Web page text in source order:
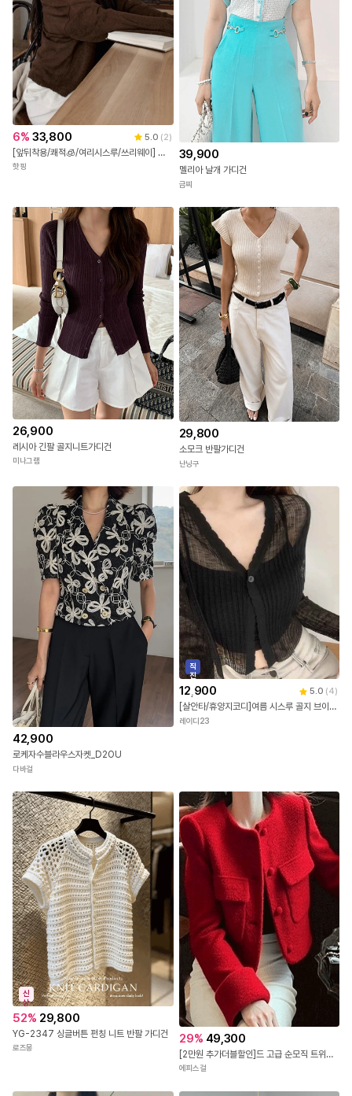
6% 33,800 5.0 (2)
[앞뒤착용/쾌적🧊/여리시스루/쓰리웨이] 레비오 양면착용 사선버튼 랩 여름니트 긴팔가디건(44~99)(빅사이즈가디건-니트가디건-투웨이가디건-사선버튼가디건-체형커버-루즈핏-오버핏)
핫핑
39,900
멜리아 날개 가디건
금찌
26,900
레시아 긴팔 골지니트가디건
미나그램
29,800
소모크 반팔가디건
난닝구
42,900
로케자수블라우스자켓_D2OU
다바걸
직
진
배
송
12,900 5.0 (4)
[살안타/휴양지코디]여름 시스루 골지 브이넥 비치 커버업 긴팔 가디건 [휴가/장마/물놀이]
레이디23
신
상
52% 29,800
YG-2347 싱글버튼 펀칭 니트 반팔 가디건
로즈몽
29% 49,300
[2만원 추가더블할인]드 고급 순모직 트위드 자켓
에피스걸